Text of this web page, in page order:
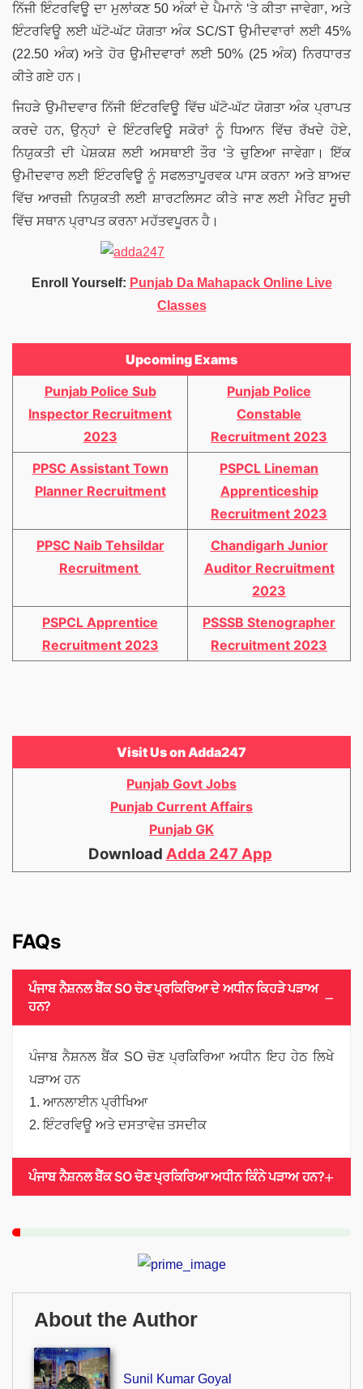
ਨਿੱਜੀ ਇੰਟਰਵਿਊ ਦਾ ਮੁਲਾਂਕਣ 50 ਅੰਕਾਂ ਦੇ ਪੈਮਾਨੇ ‘ਤੇ ਕੀਤਾ ਜਾਵੇਗਾ, ਅਤੇ
ਇੰਟਰਵਿਊ ਲਈ ਘੱਟੋ-ਘੱਟ ਯੋਗਤਾ ਅੰਕ SC/ST ਉਮੀਦਵਾਰਾਂ ਲਈ 45%
(22.50 ਅੰਕ) ਅਤੇ ਹੋਰ ਉਮੀਦਵਾਰਾਂ ਲਈ 50% (25 ਅੰਕ) ਨਿਰਧਾਰਤ
ਕੀਤੇ ਗਏ ਹਨ।
ਜਿਹੜੇ ਉਮੀਦਵਾਰ ਨਿੱਜੀ ਇੰਟਰਵਿਊ ਵਿੱਚ ਘੱਟੋ-ਘੱਟ ਯੋਗਤਾ ਅੰਕ ਪ੍ਰਾਪਤ
ਕਰਦੇ ਹਨ, ਉਨ੍ਹਾਂ ਦੇ ਇੰਟਰਵਿਊ ਸਕੋਰਾਂ ਨੂੰ ਧਿਆਨ ਵਿੱਚ ਰੱਖਦੇ ਹੋਏ,
ਨਿਯੁਕਤੀ ਦੀ ਪੇਸ਼ਕਸ਼ ਲਈ ਅਸਥਾਈ ਤੌਰ ‘ਤੇ ਚੁਣਿਆ ਜਾਵੇਗਾ। ਇੱਕ
ਉਮੀਦਵਾਰ ਲਈ ਇੰਟਰਵਿਊ ਨੂੰ ਸਫਲਤਾਪੂਰਵਕ ਪਾਸ ਕਰਨਾ ਅਤੇ ਬਾਅਦ
ਵਿੱਚ ਆਰਜ਼ੀ ਨਿਯੁਕਤੀ ਲਈ ਸ਼ਾਰਟਲਿਸਟ ਕੀਤੇ ਜਾਣ ਲਈ ਮੈਰਿਟ ਸੂਚੀ
ਵਿੱਚ ਸਥਾਨ ਪ੍ਰਾਪਤ ਕਰਨਾ ਮਹੱਤਵਪੂਰਨ ਹੈ।
Enroll Yourself: Punjab Da Mahapack Online Live
Classes
Upcoming Exams
Punjab Police Sub
Inspector Recruitment
2023
Punjab Police
Constable
Recruitment 2023
PPSC Assistant Town
Planner Recruitment
PSPCL Lineman
Apprenticeship
Recruitment 2023
PPSC Naib Tehsildar
Recruitment
Chandigarh Junior
Auditor Recruitment
2023
PSPCL Apprentice
Recruitment 2023
PSSSB Stenographer
Recruitment 2023
Visit Us on Adda247
Punjab Govt Jobs
Punjab Current Affairs
Punjab GK
Download Adda 247 App
FAQs
ਪੰਜਾਬ ਨੈਸ਼ਨਲ ਬੈਂਕ SO ਚੋਣ ਪ੍ਰਕਿਰਿਆ ਦੇ ਅਧੀਨ ਕਿਹੜੇ ਪੜਾਅ
ਹਨ?
ਪੰਜਾਬ ਨੈਸ਼ਨਲ ਬੈਂਕ SO ਚੋਣ ਪ੍ਰਕਿਰਿਆ ਅਧੀਨ ਇਹ ਹੇਠ ਲਿਖੇ
ਪੜਾਅ ਹਨ
1. ਆਨਲਾਈਨ ਪ੍ਰੀਖਿਆ
2. ਇੰਟਰਵਿਊ ਅਤੇ ਦਸਤਾਵੇਜ਼ ਤਸਦੀਕ
ਪੰਜਾਬ ਨੈਸ਼ਨਲ ਬੈਂਕ SO ਚੋਣ ਪ੍ਰਕਿਰਿਆ ਅਧੀਨ ਕਿੰਨੇ ਪੜਾਅ ਹਨ?
About the Author
Sunil Kumar Goyal